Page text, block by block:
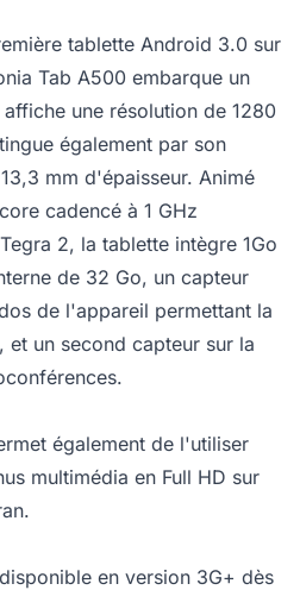
tablette Android 3.0 sur
Tab A500 embarque un
une résolution de 1280
également par son
mm d'épaisseur. Animé
cadencé à 1 GHz
2, la tablette intègre 1Go
de 32 Go, un capteur
de l'appareil permettant la
et un second capteur sur la
également de l'utiliser
multimédia en Full HD sur
en version 3G+ dès